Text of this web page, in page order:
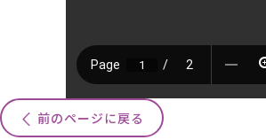
前のページに戻る